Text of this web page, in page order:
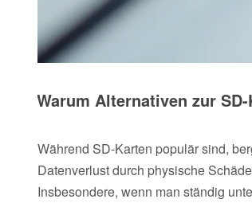
Warum Alternativen zur
Während SD-Karten populär sind,
Datenverlust durch physische
Insbesondere, wenn man ständig